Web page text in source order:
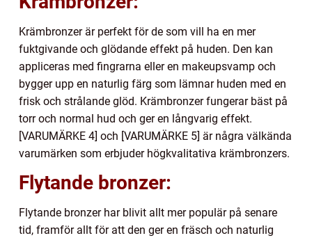
Krämbronzer är perfekt för de som vill ha en mer
fuktgivande och glödande effekt på huden. Den kan
appliceras med fingrarna eller en makeupsvamp och
bygger upp en naturlig färg som lämnar huden med en
frisk och strålande glöd. Krämbronzer fungerar bäst på
torr och normal hud och ger en långvarig effekt.
[VARUMÄRKE 4] och [VARUMÄRKE 5] är några välkända
varumärken som erbjuder högkvalitativa krämbronzers.
Flytande bronzer:
Flytande bronzer har blivit allt mer populär på senare
tid, framför allt för att den ger en fräsch och naturlig